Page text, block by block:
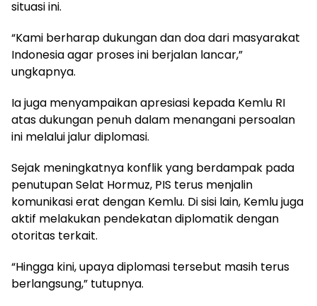
situasi ini.
“Kami berharap dukungan dan doa dari masyarakat
Indonesia agar proses ini berjalan lancar,”
ungkapnya.
Ia juga menyampaikan apresiasi kepada Kemlu RI
atas dukungan penuh dalam menangani persoalan
ini melalui jalur diplomasi.
Sejak meningkatnya konflik yang berdampak pada
penutupan Selat Hormuz, PIS terus menjalin
komunikasi erat dengan Kemlu. Di sisi lain, Kemlu juga
aktif melakukan pendekatan diplomatik dengan
otoritas terkait.
“Hingga kini, upaya diplomasi tersebut masih terus
berlangsung,” tutupnya.